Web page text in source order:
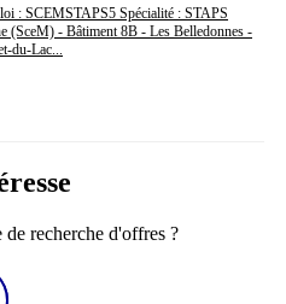
: SCEMSTAPS5 Spécialité : STAPS
(SceM) - Bâtiment 8B - Les Belledonnes -
du-Lac...
recherche d'offres ?